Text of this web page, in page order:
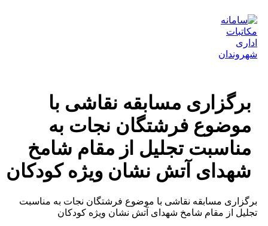
برگزاری مسابقه نقاشی با
موضوع فرشتگان نجات به
مناسبت تجلیل از مقام شامخ
شهدای آتش نشان ویژه کودکان
مسابقه نقاشی با موضوع فرشتگان نجات به مناسبت
از مقام شامخ شهدای آتش نشان ویژه کودکان